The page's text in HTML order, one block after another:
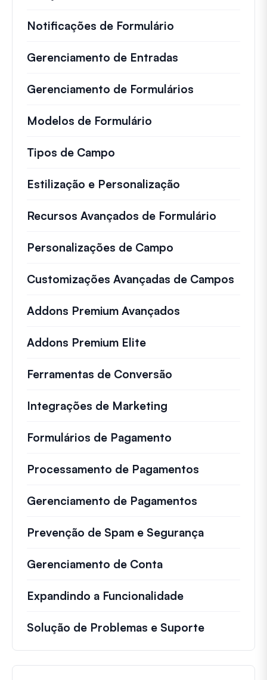
Notificações de Formulário
Gerenciamento de Entradas
Gerenciamento de Formulários
Modelos de Formulário
Tipos de Campo
Estilização e Personalização
Recursos Avançados de Formulário
Personalizações de Campo
Customizações Avançadas de Campos
Addons Premium Avançados
Addons Premium Elite
Ferramentas de Conversão
Integrações de Marketing
Formulários de Pagamento
Processamento de Pagamentos
Gerenciamento de Pagamentos
Prevenção de Spam e Segurança
Gerenciamento de Conta
Expandindo a Funcionalidade
Solução de Problemas e Suporte